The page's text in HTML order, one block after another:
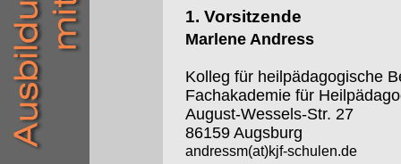
1. Vorsitzende
Marlene Andress
Kolleg für heilpädagogische
Fachakademie für
August-Wessels-Str. 27
86159 Augsburg
andressm(at)kjf-schulen.de